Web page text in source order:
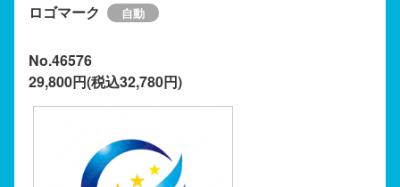
ロゴマーク
No.46576
29,800円(税込32,780円)